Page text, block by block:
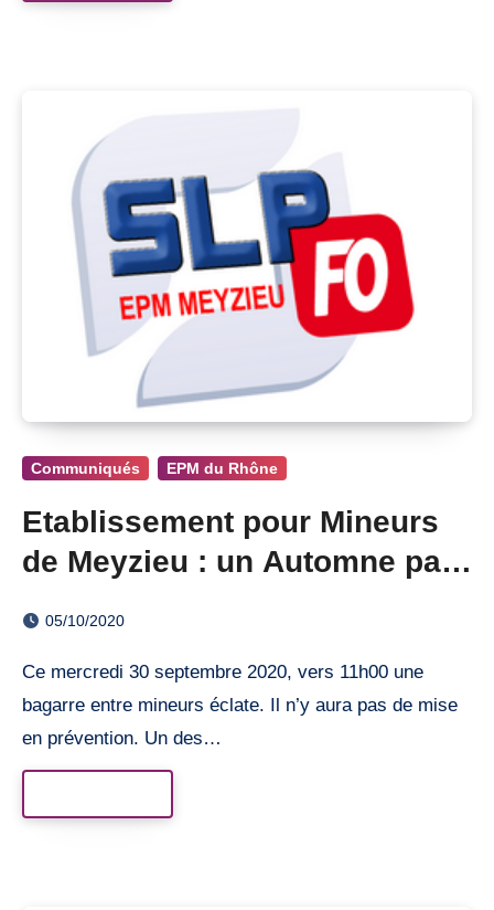
Communiqués EPM du Rhône
Etablissement pour Mineurs
de Meyzieu : un Automne pas
05/10/2020
Ce mercredi 30 septembre 2020, vers 11h00 une
bagarre entre mineurs éclate. Il n’y aura pas de mise
en prévention. Un des…